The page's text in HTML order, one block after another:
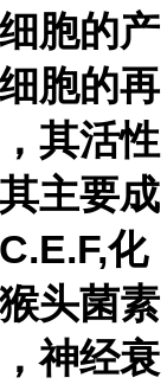
胞的产
胞的再
其活性
主要成
化
头菌素
神经衰